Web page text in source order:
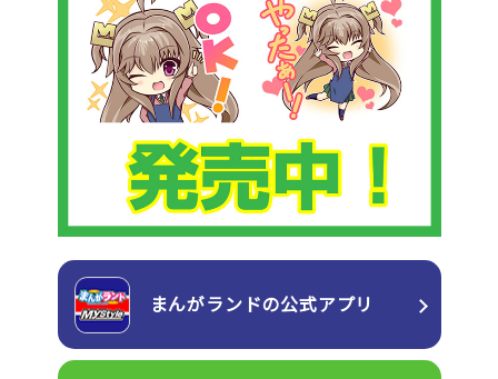
まんがランドの公式アプリ